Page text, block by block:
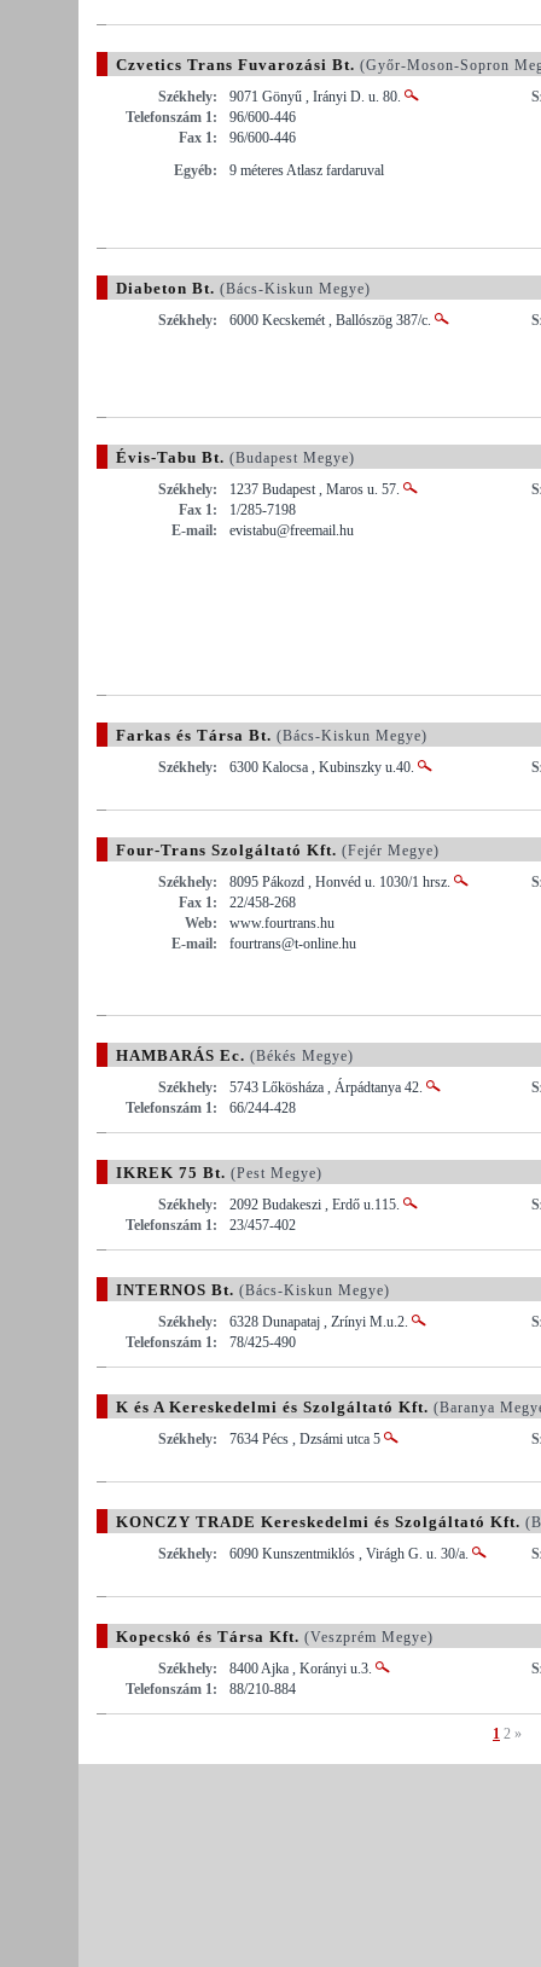
Czvetics Trans Fuvarozási Bt. (Győr-Moson-Sopron
Székhely:
9071 Gönyű , Irányi D. u. 80.
Telefonszám 1:
96/600-446
Fax 1:
96/600-446
Egyéb:
9 méteres Atlasz fardaruval
Diabeton Bt. (Bács-Kiskun Megye)
Székhely:
6000 Kecskemét , Ballószög 387/c.
Évis-Tabu Bt. (Budapest Megye)
Székhely:
1237 Budapest , Maros u. 57.
Fax 1:
1/285-7198
E-mail:
evistabu@freemail.hu
Farkas és Társa Bt. (Bács-Kiskun Megye)
Székhely:
6300 Kalocsa , Kubinszky u.40.
Four-Trans Szolgáltató Kft. (Fejér Megye)
Székhely:
8095 Pákozd , Honvéd u. 1030/1 hrsz.
Fax 1:
22/458-268
Web:
www.fourtrans.hu
E-mail:
fourtrans@t-online.hu
HAMBARÁS Ec. (Békés Megye)
Székhely:
5743 Lőkösháza , Árpádtanya 42.
Telefonszám 1:
66/244-428
IKREK 75 Bt. (Pest Megye)
Székhely:
2092 Budakeszi , Erdő u.115.
Telefonszám 1:
23/457-402
INTERNOS Bt. (Bács-Kiskun Megye)
Székhely:
6328 Dunapataj , Zrínyi M.u.2.
Telefonszám 1:
78/425-490
K és A Kereskedelmi és Szolgáltató Kft. (Baranya
Székhely:
7634 Pécs , Dzsámi utca 5
KONCZY TRADE Kereskedelmi és Szolgáltató Kft.
Székhely:
6090 Kunszentmiklós , Virágh G. u. 30/a.
Kopecskó és Társa Kft. (Veszprém Megye)
Székhely:
8400 Ajka , Korányi u.3.
Telefonszám 1:
88/210-884
1 2 »